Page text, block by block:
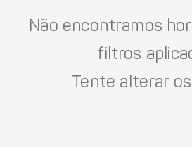
Não encontramos
filtros
Tente alterar